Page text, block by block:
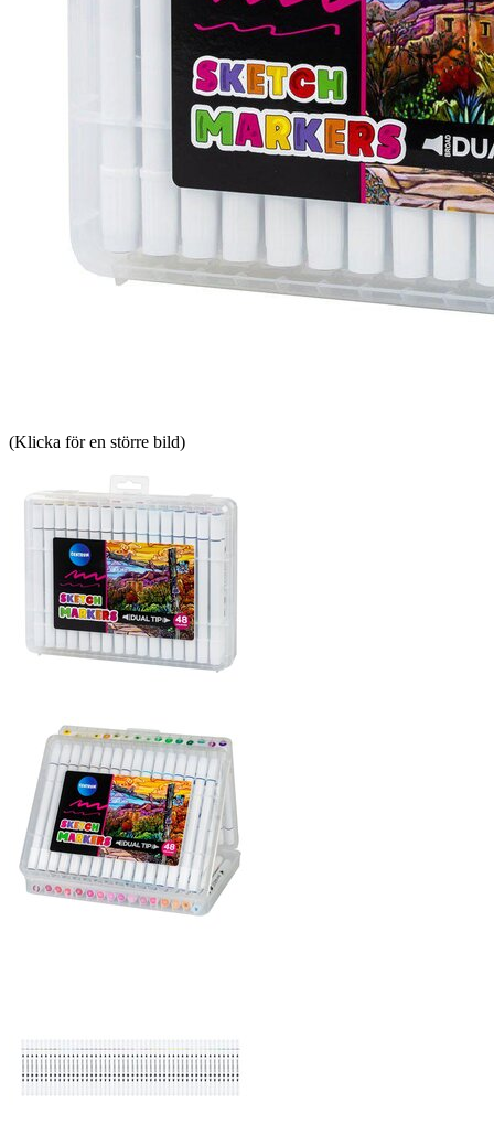
(Klicka för en större bild)